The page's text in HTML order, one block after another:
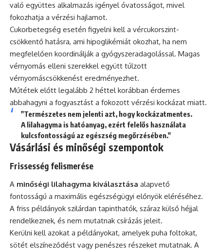
való együttes alkalmazás igényel óvatosságot, mivel
fokozhatja a vérzési hajlamot.
Cukorbetegség esetén figyelni kell a vércukorszint-
csökkentő hatásra, ami hipoglikémiát okozhat, ha nem
megfelelően koordinálják a gyógyszeradagolással. Magas
vérnyomás elleni szerekkel együtt túlzott
vérnyomáscsökkenést eredményezhet.
Műtétek előtt legalább 2 héttel korábban érdemes
abbahagyni a fogyasztást a fokozott vérzési kockázat miatt.
"Természetes nem jelenti azt, hogy kockázatmentes.
A lilahagyma is hatóanyag, ezért felelős használata
kulcsfontosságú az egészség megőrzésében."
Vásárlási és minőségi szempontok
Frissesség felismerése
A minőségi lilahagyma kiválasztása alapvető
fontosságú a maximális egészségügyi előnyök eléréséhez.
A friss példányok szilárdan tapinthatók, száraz külső héjjal
rendelkeznek, és nem mutatnak csírázás jeleit.
Kerülni kell azokat a példányokat, amelyek puha foltokat,
sötét elszíneződést vagy penészes részeket mutatnak. A